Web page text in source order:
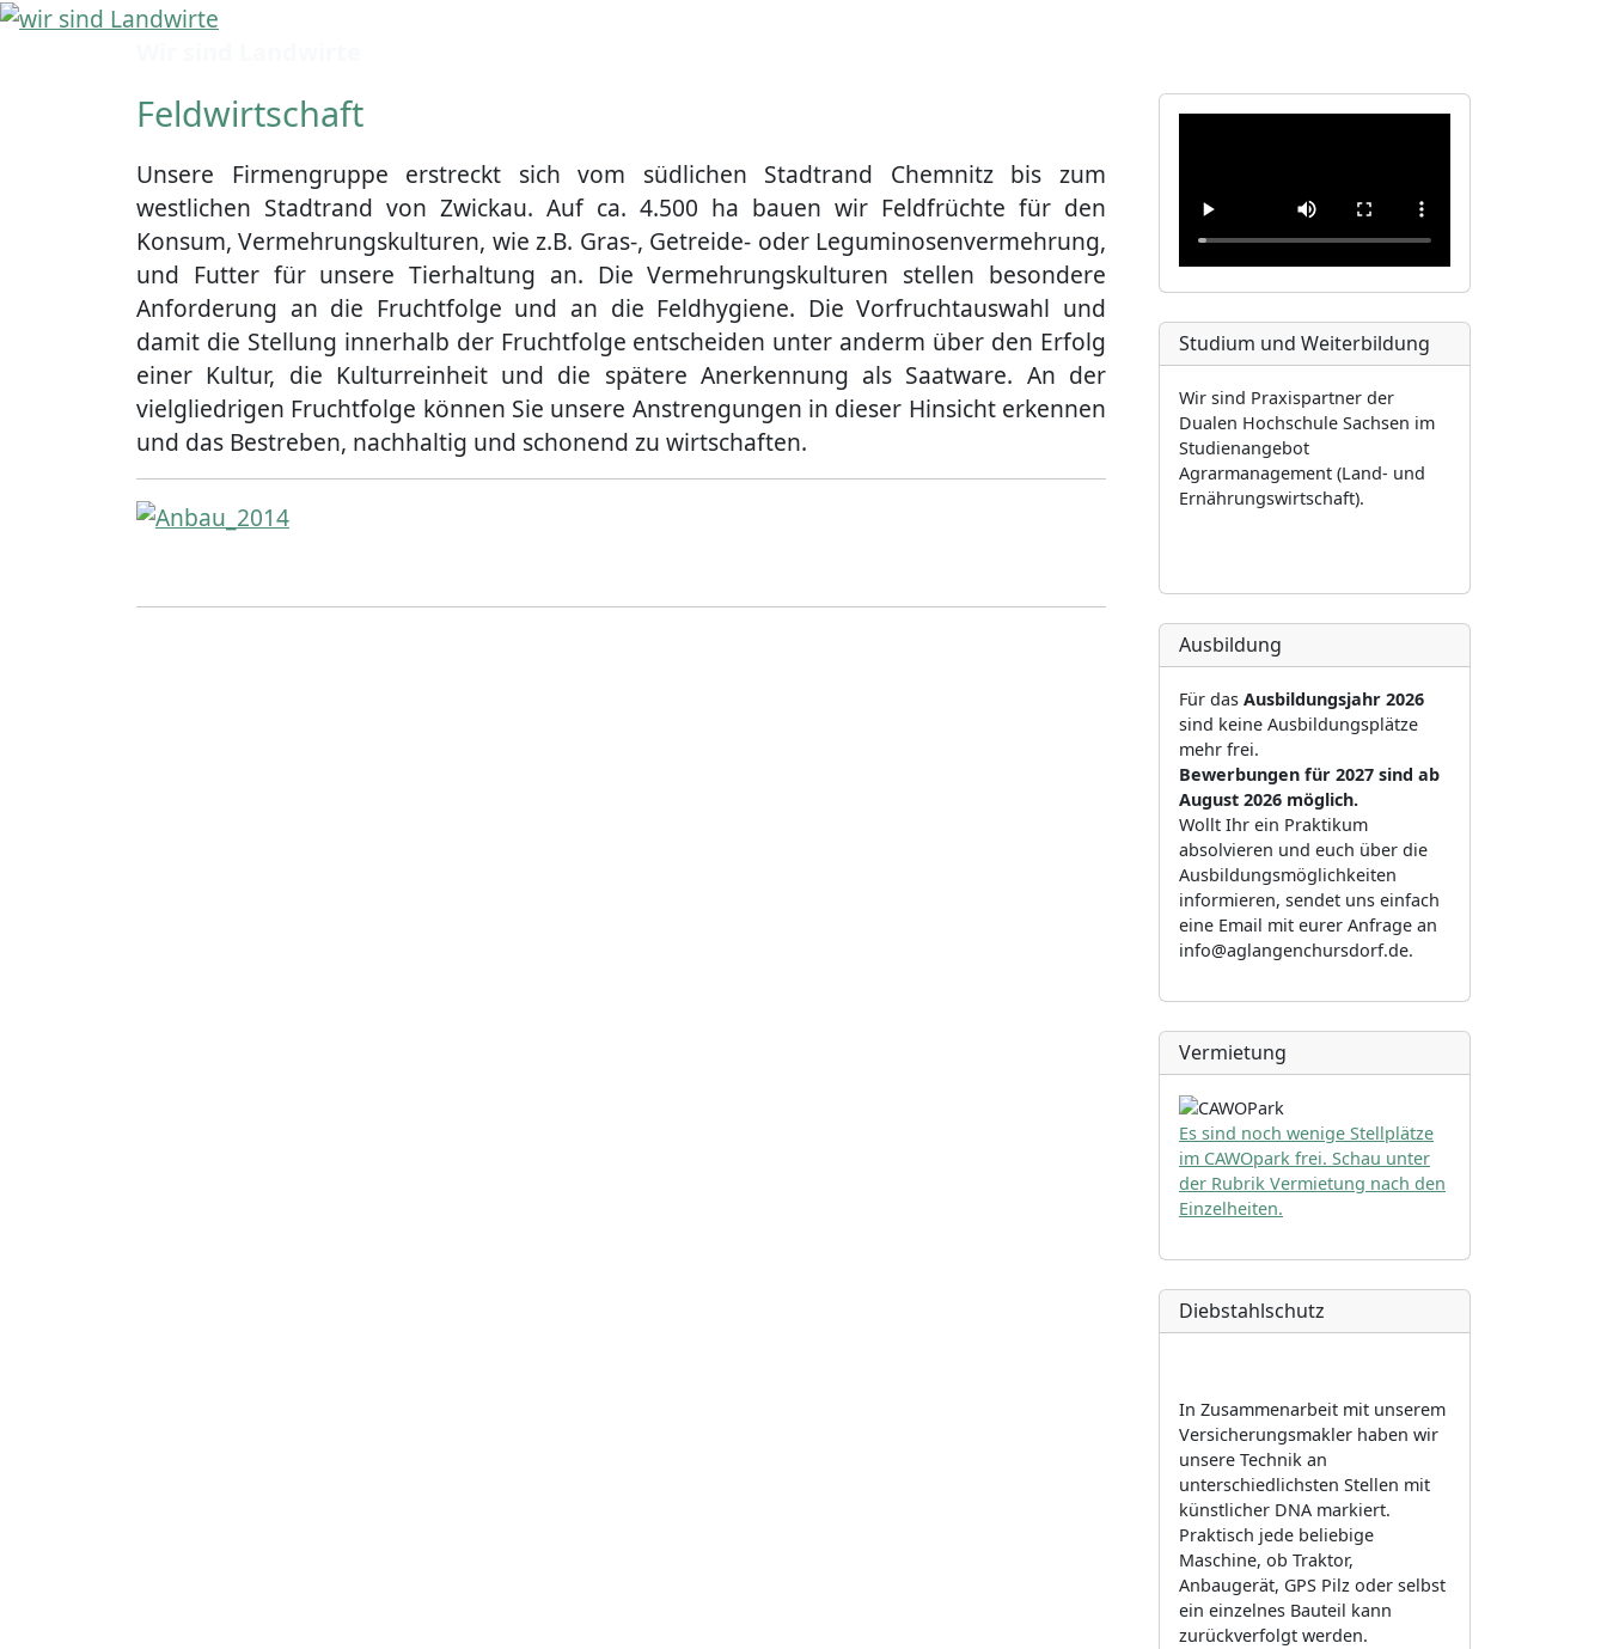
Feldwirtschaft
Unsere Firmengruppe erstreckt sich vom südlichen Stadtrand Chemnitz bis zum
westlichen Stadtrand von Zwickau. Auf ca. 4.500 ha bauen wir Feldfrüchte für den
Konsum, Vermehrungskulturen, wie z.B. Gras-, Getreide- oder Leguminosenvermehrung,
und Futter für unsere Tierhaltung an. Die Vermehrungskulturen stellen besondere
Anforderung an die Fruchtfolge und an die Feldhygiene. Die Vorfruchtauswahl und
damit die Stellung innerhalb der Fruchtfolge entscheiden unter anderm über den Erfolg
einer Kultur, die Kulturreinheit und die spätere Anerkennung als Saatware. An der
vielgliedrigen Fruchtfolge können Sie unsere Anstrengungen in dieser Hinsicht erkennen
und das Bestreben, nachhaltig und schonend zu wirtschaften.
Studium und Weiterbildung
Wir sind Praxispartner der
Dualen Hochschule Sachsen im
Studienangebot
Agrarmanagement (Land- und
Ernährungswirtschaft).
Ausbildung
Für das Ausbildungsjahr 2026
sind keine Ausbildungsplätze
mehr frei.
Bewerbungen für 2027 sind ab
August 2026 möglich.
Wollt Ihr ein Praktikum
absolvieren und euch über die
Ausbildungsmöglichkeiten
informieren, sendet uns einfach
eine Email mit eurer Anfrage an
info@aglangenchursdorf.de.
Vermietung
Es sind noch wenige Stellplätze
im CAWOpark frei. Schau unter
der Rubrik Vermietung nach den
Einzelheiten.
Diebstahlschutz
In Zusammenarbeit mit unserem
Versicherungsmakler haben wir
unsere Technik an
unterschiedlichsten Stellen mit
künstlicher DNA markiert.
Praktisch jede beliebige
Maschine, ob Traktor,
Anbaugerät, GPS Pilz oder selbst
ein einzelnes Bauteil kann
zurückverfolgt werden.